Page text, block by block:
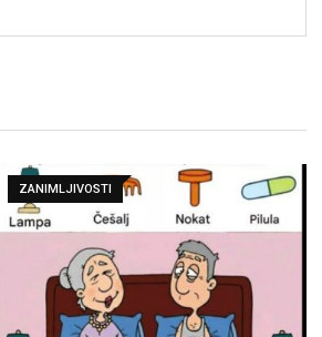
ZANIMLJIVOSTI